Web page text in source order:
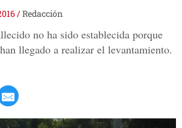
/Redacción
no ha sido establecida porque
llegado a realizar el levantamiento.